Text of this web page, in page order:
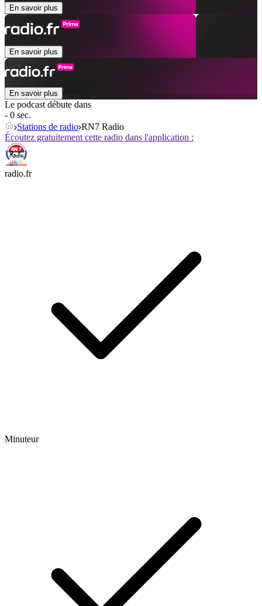
En savoir plus
En savoir plus
En savoir plus
Le podcast débute dans
- 0 sec.
Stations de radio RN7 Radio
Écoutez gratuitement cette radio dans l'application :
radio.fr
Minuteur